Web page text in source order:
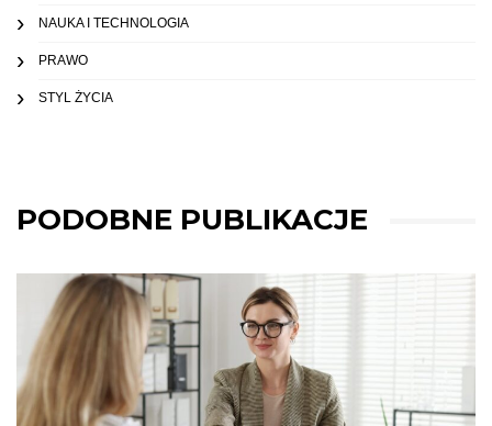
NAUKA I TECHNOLOGIA
PRAWO
STYL ŻYCIA
PODOBNE PUBLIKACJE